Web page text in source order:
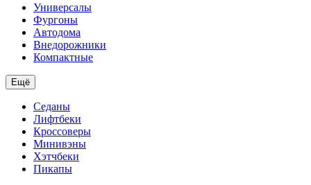
Универсалы
Фургоны
Автодома
Внедорожники
Компактные
Ещё
Седаны
Лифтбеки
Кроссоверы
Минивэны
Хэтчбеки
Пикапы